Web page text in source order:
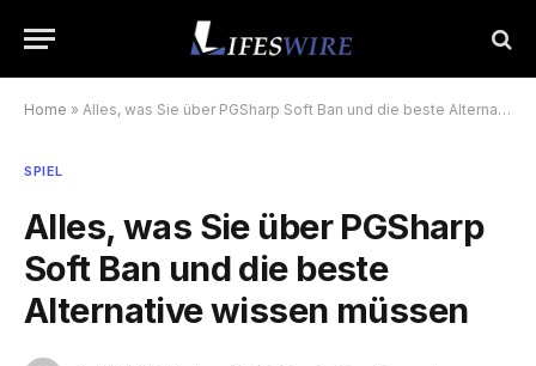
Home » Alles, was Sie über PGSharp Soft Ban und die beste Alternative wissen müssen
SPIEL
Alles, was Sie über PGSharp
Soft Ban und die beste
Alternative wissen müssen